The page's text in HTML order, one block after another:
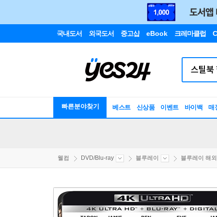
국내도서 외국도서 중고샵 eBook 크레마클럽
빠른분야찾기 베스트 신상품 이벤트 바이백 매
웰컴 DVD/Blu-ray 블루레이 블루레이 해